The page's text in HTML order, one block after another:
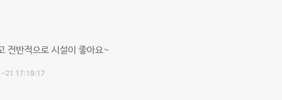
전반적으로 시설이 좋아요~
21 17:19:17